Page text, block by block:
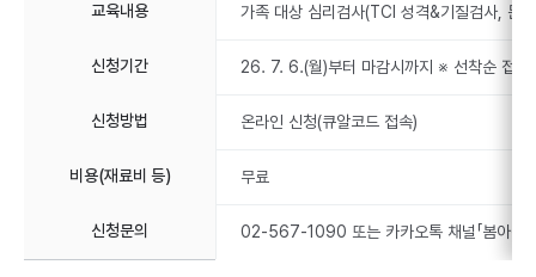
교육내용 가족 대상 심리검사(TCI 성격&기질검사, 문
신청기간 26. 7. 6.(월)부터 마감시까지 ※ 선착순 접수
신청방법 온라인 신청(큐알코드 접속)
비용(재료비 등) 무료
신청문의 02-567-1090 또는 카카오톡 채널「봄아동청